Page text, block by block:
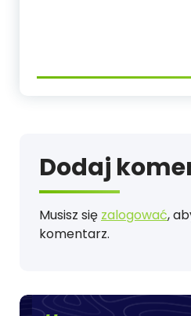
Dodaj
Musisz się zalogować,
komentarz.